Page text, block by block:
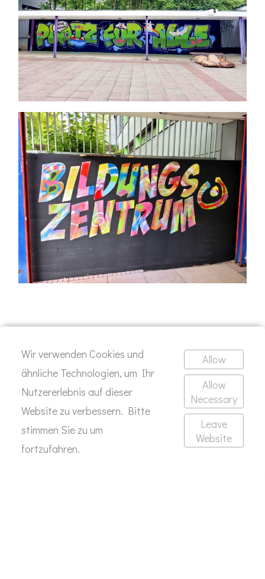
Wir verwenden Cookies und
ähnliche Technologien, um Ihr
Nutzererlebnis auf dieser
Website zu verbessern. Bitte
stimmen Sie zu um
fortzufahren.
Allow
Allow
Necessary
Leave
Website